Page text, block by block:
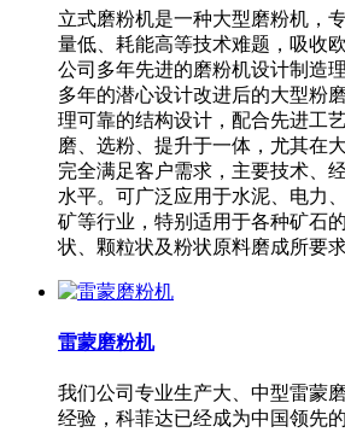
立式磨粉机是一种大型磨粉机，
量低、耗能高等技术难题，吸收
公司多年先进的磨粉机设计制造
多年的潜心设计改进后的大型粉
理可靠的结构设计，配合先进工
磨、选粉、提升于一体，尤其在
完全满足客户需求，主要技术、
水平。可广泛应用于水泥、电力
矿等行业，特别适用于各种矿石
状、颗粒状及粉状原料磨成所要
雷蒙磨粉机
我们公司专业生产大、中型雷蒙
经验，科菲达已经成为中国领先